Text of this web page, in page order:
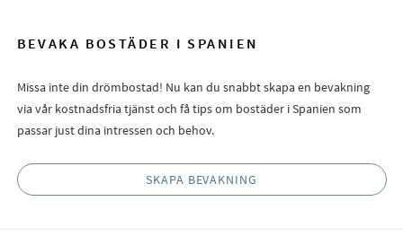
BEVAKA BOSTÄDER I SPANIEN
Missa inte din drömbostad! Nu kan du snabbt skapa en bevakning
via vår kostnadsfria tjänst och få tips om bostäder i Spanien som
passar just dina intressen och behov.
SKAPA BEVAKNING